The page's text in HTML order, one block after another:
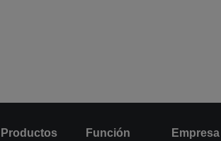
Productos Función Empresa